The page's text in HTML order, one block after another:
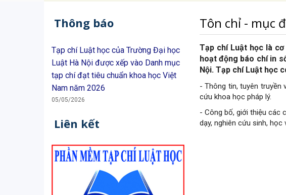
Thông báo
Tạp chí Luật học của Trường Đại học
Luật Hà Nội được xếp vào Danh mục
tạp chí đạt tiêu chuẩn khoa học Việt
Nam năm 2026
05/05/2026
Liên kết
Tôn chỉ - mục
Tạp chí Luật học là
hoạt động báo chí in
Nội. Tạp chí Luật học
- Thông tin, tuyên truyền
cứu khoa học pháp lý.
- Công bố, giới thiệu các
dạy, nghiên cứu sinh,